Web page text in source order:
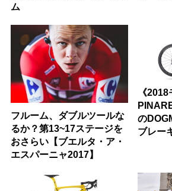
ム
フルーム、ダブルツールな
るか？第13~17ステージを
おさらい【ブエルタ・ア・
エスパーニャ2017】
《2018
の
ブレー